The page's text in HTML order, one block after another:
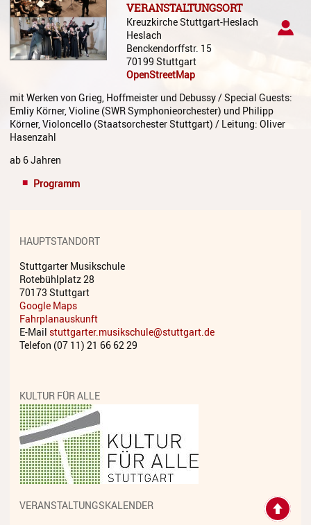
Recording
Musiktheater - Stage
Coaching
Musiktheorie
Musiktherapie
MuM - Musikunterricht für
Standorte
Ermäßigungen
Fördermöglichkeiten
Mietinstrumente
VERANSTALTUNGSORT
Kreuzkirche Stuttgart-Heslach
Heslach
Benckendorffstr. 15
70199 Stuttgart
OpenStreetMap
mit Werken von Grieg, Hoffmeister und Debussy / Special Guests:
Emliy Körner, Violine (SWR Symphonieorchester) und Philipp
Körner, Violoncello (Staatsorchester Stuttgart) / Leitung: Oliver
Hasenzahl
ab 6 Jahren
Programm
HAUPTSTANDORT
Stuttgarter Musikschule
Rotebühlplatz 28
70173 Stuttgart
Google Maps
Fahrplanauskunft
E-Mail stuttgarter.musikschule@stuttgart.de
Telefon (07 11) 21 66 62 29
KULTUR FÜR ALLE
VERANSTALTUNGSKALENDER